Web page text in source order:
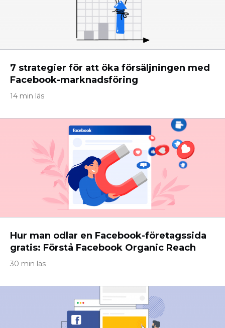
7 strategier för att öka försäljningen med
Facebook-marknadsföring
14 min läs
Hur man odlar en Facebook-företagssida
gratis: Förstå Facebook Organic Reach
30 min läs